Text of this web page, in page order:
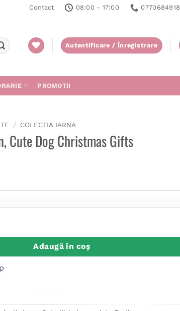
Contact 08:00 - 17:00 0770684918
Autentificare / Înregistrare
PROMOTII
/ COLECTIA IARNA
Cute Dog Christmas Gifts
Adaugă în coș